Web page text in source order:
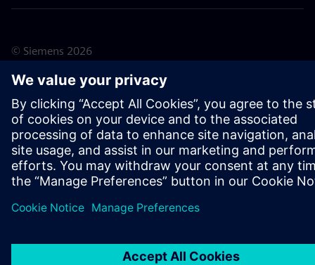
© Siemens 2026
Informações corporativas
Aviso de privacidade
Aviso sobre cookies
Termos de utilização
Identificação digital